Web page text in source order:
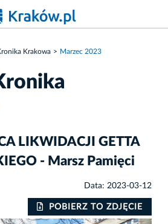
Krakowa Marzec 2023
LIKWIDACJI GETTA
- Marsz Pamięci
Data: 2023-03-12
POBIERZ TO ZDJĘCIE